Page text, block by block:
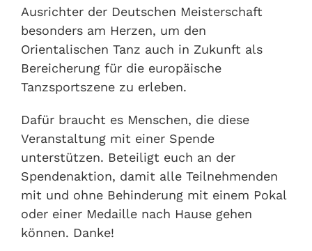
Ausrichter der Deutschen Meisterschaft
besonders am Herzen, um den
Orientalischen Tanz auch in Zukunft als
Bereicherung für die europäische
Tanzsportszene zu erleben.
Dafür braucht es Menschen, die diese
Veranstaltung mit einer Spende
unterstützen. Beteiligt euch an der
Spendenaktion, damit alle Teilnehmenden
mit und ohne Behinderung mit einem Pokal
oder einer Medaille nach Hause gehen
können. Danke!